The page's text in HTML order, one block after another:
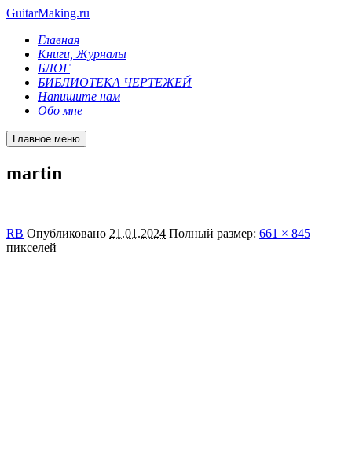
GuitarMaking.ru
Главная
Книги, Журналы
БЛОГ
БИБЛИОТЕКА ЧЕРТЕЖЕЙ
Напишите нам
Обо мне
Главное меню
martin
RB Опубликовано 21.01.2024 Полный размер: 661 × 845
пикселей